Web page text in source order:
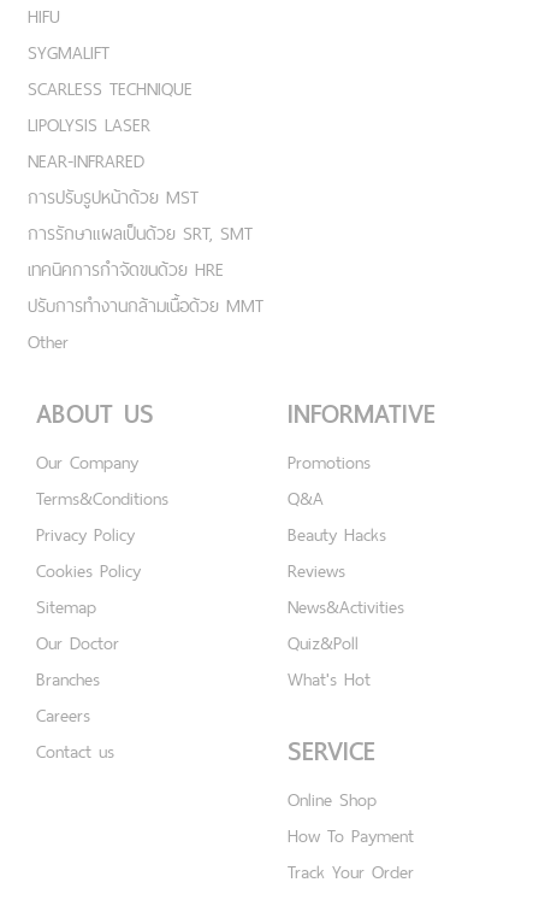
HIFU
SYGMALIFT
SCARLESS TECHNIQUE
LIPOLYSIS LASER
NEAR-INFRARED
การปรับรูปหน้าด้วย MST
การรักษาแผลเป็นด้วย SRT, SMT
เทคนิคการกำจัดขนด้วย HRE
ปรับการทำงานกล้ามเนื้อด้วย MMT
Other
ABOUT US
Our Company
Terms&Conditions
Privacy Policy
Cookies Policy
Sitemap
Our Doctor
Branches
Careers
Contact us
INFORMATIVE
Promotions
Q&A
Beauty Hacks
Reviews
News&Activities
Quiz&Poll
What's Hot
SERVICE
Online Shop
How To Payment
Track Your Order